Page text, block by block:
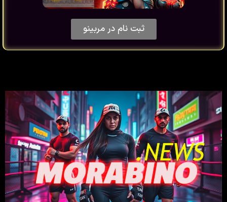
ثبت نام در مربینو